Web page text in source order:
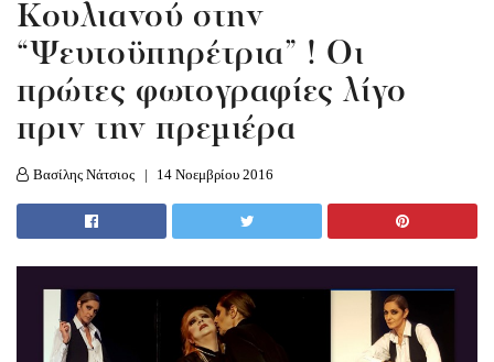
Κουλιανού στην
“Ψευτοϋπηρέτρια” ! Οι
πρώτες φωτογραφίες λίγο
πριν την πρεμιέρα
Βασίλης Νάτσιος 14 Νοεμβρίου 2016